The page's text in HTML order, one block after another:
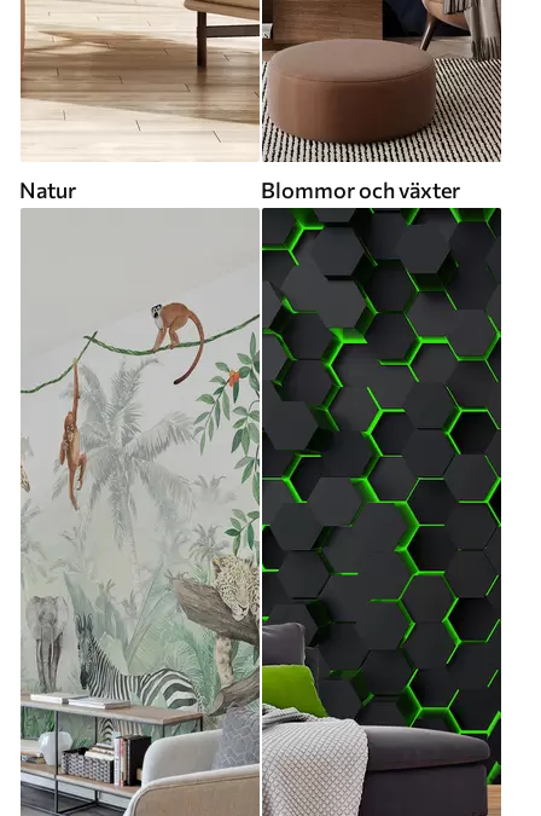
Natur Blommor och växter